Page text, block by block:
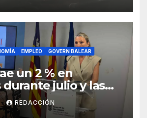
EMPLEO
GOVERN BALEAR
un 2 % en
durante julio y las
la contratación
REDACCIÓN